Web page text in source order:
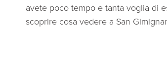
avete poco tempo e tanta voglia di
scoprire cosa vedere a San